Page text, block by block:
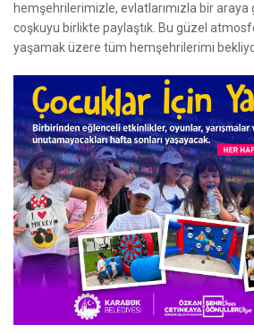
hemşehrilerimizle, evlatlarımızla bir araya
coşkuyu birlikte paylaştık. Bu güzel
yaşamak üzere tüm hemşehrilerimi